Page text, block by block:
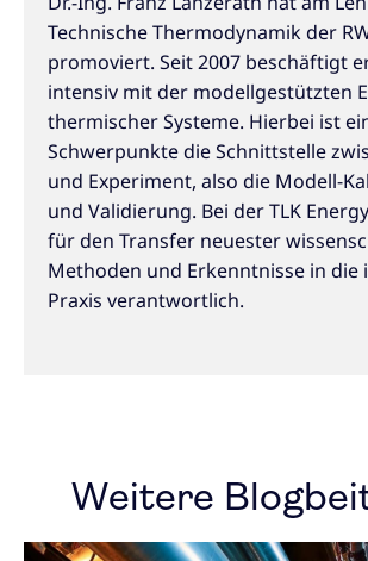
Technische Thermodynamik der
promoviert. Seit 2007 beschäftigt
intensiv mit der modellgestützten
thermischer Systeme. Hierbei ist
Schwerpunkte die Schnittstelle
und Experiment, also die Modell-
und Validierung. Bei der TLK
für den Transfer neuester
Methoden und Erkenntnisse in die
Praxis verantwortlich.
Weitere